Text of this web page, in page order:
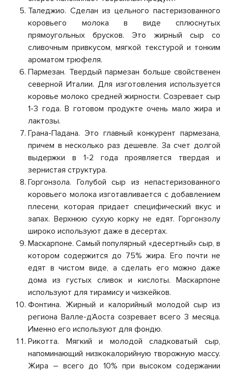
Таледжио. Сделан из цельного пастеризованного
коровьего молока в виде сплюснутых
прямоугольных брусков. Это жирный сыр со
сливочным привкусом, мягкой текстурой и тонким
ароматом трюфеля.
Пармезан. Твердый пармезан больше свойственен
северной Италии. Для изготовления используется
коровье молоко средней жирности. Созревает сыр
1-3 года. В готовом продукте очень мало жира и
лактозы.
Грана-Падана. Это главный конкурент пармезана,
причем в несколько раз дешевле. За счет долгой
выдержки в 1-2 года проявляется твердая и
зернистая структура.
Горгонзола. Голубой сыр из непастеризованного
коровьего молока изготавливается с добавлением
плесени, которая придает специфический вкус и
запах. Верхнюю сухую корку не едят. Горгонзолу
широко используют даже в десертах.
Маскарпоне. Самый популярный «десертный» сыр, в
котором содержится до 75% жира. Его почти не
едят в чистом виде, а сделать его можно даже
дома из густых сливок и кислоты. Маскарпоне
используют для тирамису и чизкейков.
Фонтина. Жирный и калорийный молодой сыр из
региона Валле-д’Аоста созревает всего 3 месяца.
Именно его используют для фондю.
Рикотта. Мягкий и молодой сладковатый сыр,
напоминающий низкокалорийную творожную массу.
Жира – всего до 10% при высоком содержании